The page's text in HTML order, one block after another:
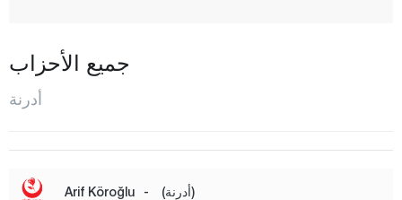
كيرجاصالح
جميع الأحزاب
أدرنة
Arif Köroğlu - (أدرنة)